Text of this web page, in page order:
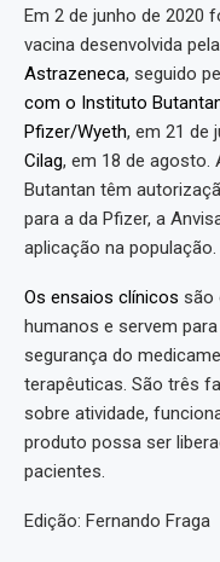
Em 2 de junho de
vacina desenvolvida
Astrazeneca, seguido
com o Instituto
Pfizer/Wyeth, em 21 de
Cilag, em 18 de agosto.
Butantan têm
para a da Pfizer, a
aplicação na população.
Os ensaios clínicos são
humanos e servem
segurança do
terapêuticas. São três
sobre atividade,
produto possa ser
pacientes.
Edição: Fernando Fraga